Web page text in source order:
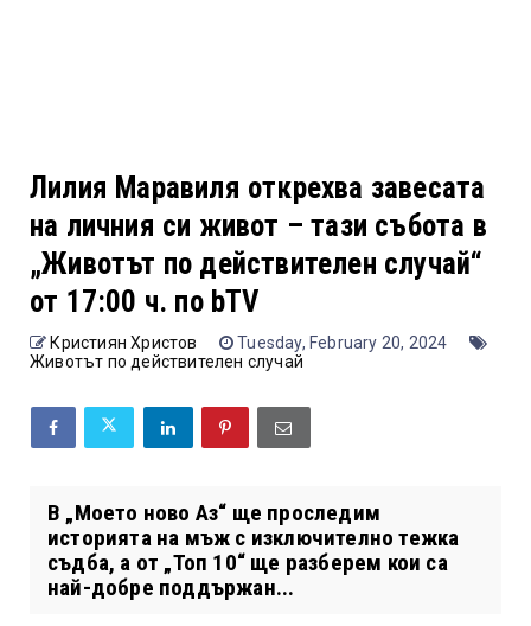
Лилия Маравиля открехва завесата
на личния си живот – тази събота в
„Животът по действителен случай“
от 17:00 ч. по bTV
Кристиян Христов
Tuesday, February 20, 2024
Животът по действителен случай
В „Моето ново Аз“ ще проследим
историята на мъж с изключително тежка
съдба, а от „Топ 10“ ще разберем кои са
най-добре поддържан...